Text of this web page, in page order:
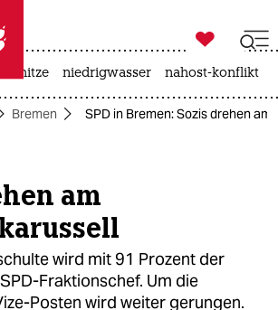
taz zahl ich
taz zahl ich

taz zahl ich
hitze niedrigwasser nahost-konflikt
Bremen SPD in Bremen: Sozis drehen
am
wird mit 91 Prozent der
Fraktionschef. Um die
Posten wird weiter gerungen.